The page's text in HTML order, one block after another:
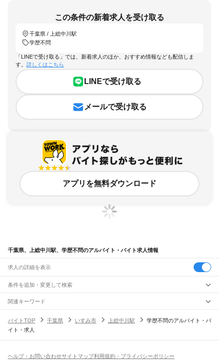
この条件の新着求人を受け取る
千葉県 / 上総中川駅
学歴不問
「LINEで受け取る」では、新着求人のほか、おすすめ情報なども配信しま
す。 詳しくはこちら
LINEで受け取る
メールで受け取る
アプリを無料ダウンロード
千葉県、上総中川駅、学歴不問のアルバイト・バイト求人情報
求人の詳細を表示
条件を追加・変更して検索
市区町村を追加・変更
千葉県すべて
千葉市
旭市習志野市柏市勝浦市市原市流山市八千代市我孫子市鴨川市鎌ケ谷市
駅を追加・変更
JR中央・総武線
職種を追加・変更
飲食・フードサービスすべて
関連キーワード
バイトTOP
千葉県 いすみ市 上総中川駅
学歴不問のアルバイト・バ
イト・求人
ヘルプ・お問い合わせサイトマップ利用規約・プライバシーポリシー